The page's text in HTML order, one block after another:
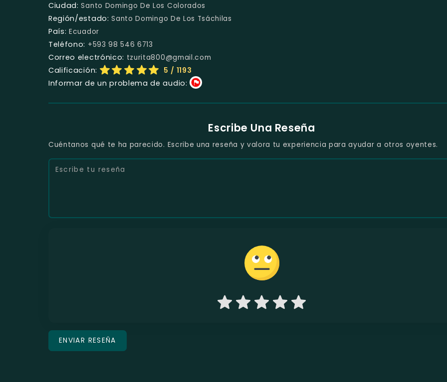
Ciudad: Santo Domingo De Los Colorados
Región/estado: Santo Domingo De Los Tsáchilas
País: Ecuador
Teléfono: +593 98 546 6713
Correo electrónico: tzurita800@gmail.com
Calificación: 5 / 1193
Informar de un problema de audio:
Escribe Una Reseña
Cuéntanos qué te ha parecido. Escribe una reseña y valora tu experiencia para ayudar a otros oyentes.